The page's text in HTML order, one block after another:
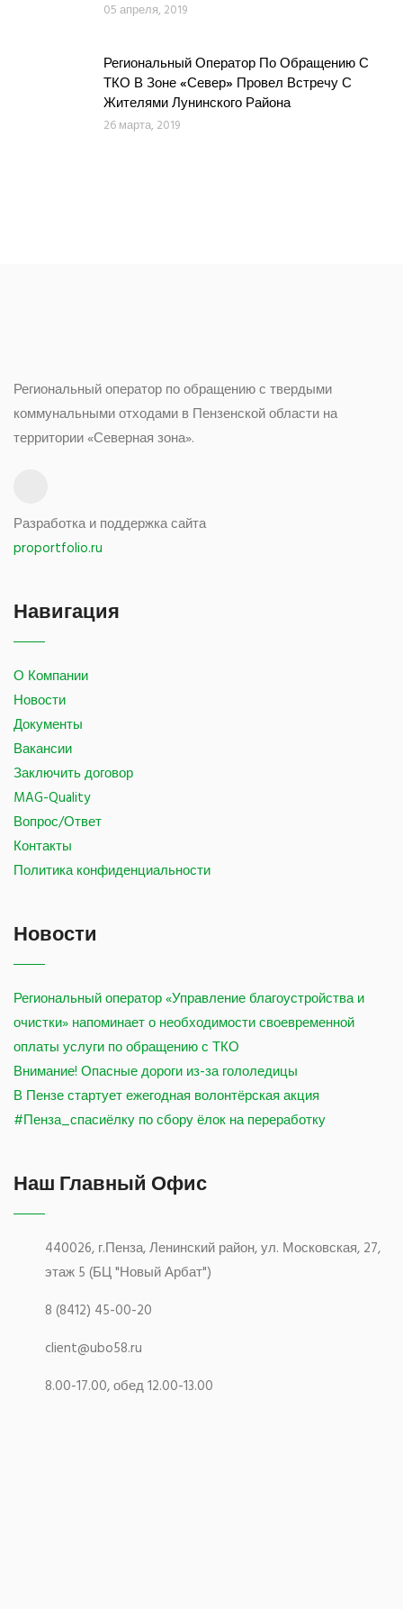
05 апреля, 2019
Региональный Оператор По Обращению С
ТКО В Зоне «Север» Провел Встречу С
Жителями Лунинского Района
26 марта, 2019
Региональный оператор по обращению с твердыми
коммунальными отходами в Пензенской области на
территории «Северная зона».
Разработка и поддержка сайта
proportfolio.ru
Навигация
О Компании
Новости
Документы
Вакансии
Заключить договор
MAG-Quality
Вопрос/Ответ
Контакты
Политика конфиденциальности
Новости
Региональный оператор «Управление благоустройства и
очистки» напоминает о необходимости своевременной
оплаты услуги по обращению с ТКО
Внимание! Опасные дороги из-за гололедицы
В Пензе стартует ежегодная волонтёрская акция
#Пенза_спасиёлку по сбору ёлок на переработку
Наш Главный Офис
440026, г.Пенза, Ленинский район, ул. Московская, 27,
этаж 5 (БЦ "Новый Арбат")
8 (8412) 45-00-20
client@ubo58.ru
8.00-17.00, обед 12.00-13.00